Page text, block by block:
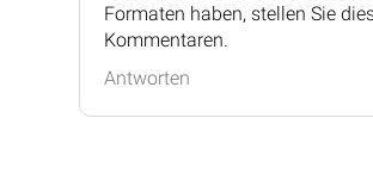
Formaten haben, stellen Sie
Kommentaren.
Antworten